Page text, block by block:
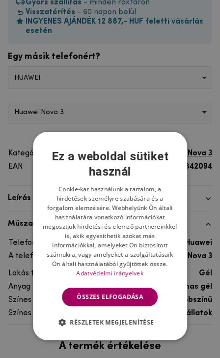
Gyors szállítás - minden raktáron
Visszatérítés - 60 napon belül
INGYENES AJÁNDÉK 12 887,- HUF feletti vásárlás
esetén
Egy másik telefonért?
HUAWEI
Huawei Nova 3
Kategória
Huawei Nova 3
EAN
8596579842094
Leírás
Műszaki adatok
Telefon márka
Huawei
A telefonmodellhez
Huawei Nova 3
Lakás típusa
Gél
Anyag
rugalmas gél
Színes
többszínű
Színes motívum
Egyéb állatok
A termék értékelése
Ez a weboldal sütiket
használ
Cookie-kat használunk a tartalom, a
hirdetések személyre szabására és a
forgalom elemzésére. Webhelyünk Ön általi
használatára vonatkozó információkat
megosztjuk hirdetési és elemző partnereinkkel
is, akik egyesíthetik azokat más
információkkal, amelyeket Ön biztosított
számukra, vagy amelyeket a szolgáltatásaik
Ön általi használatából gyűjtöttek össze.
Adatvédelmi irányelvek
ÖSSZES ELFOGADÁSA
RÉSZLETEK MEGJELENÍTÉSE